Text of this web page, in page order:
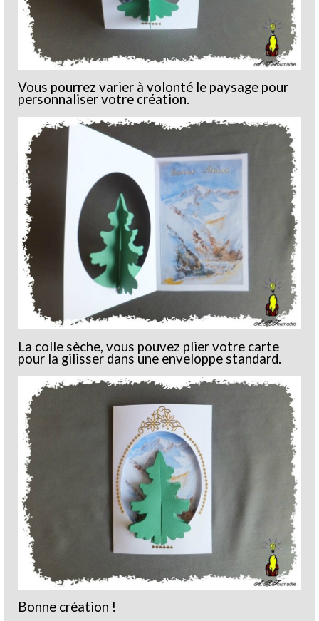
Vous pourrez varier à volonté le paysage pour
personnaliser votre création.
La colle sèche, vous pouvez plier votre carte
pour la gilisser dans une enveloppe standard.
Bonne création !